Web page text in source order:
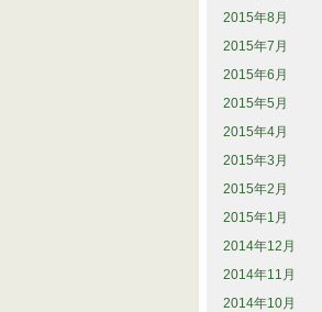
2015年8月
2015年7月
2015年6月
2015年5月
2015年4月
2015年3月
2015年2月
2015年1月
2014年12月
2014年11月
2014年10月